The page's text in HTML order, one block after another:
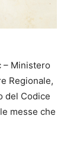
– Ministero
Regionale,
del Codice
messe che